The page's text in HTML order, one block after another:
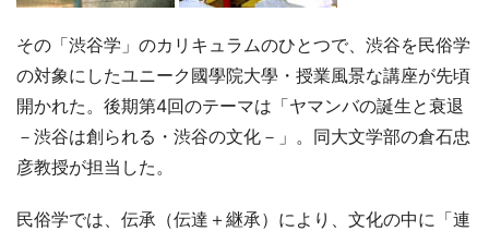
その「渋谷学」のカリキュラムのひとつで、渋谷を民俗学
の対象にしたユニーク國學院大學・授業風景な講座が先頃
開かれた。後期第4回のテーマは「ヤマンバの誕生と衰退
－渋谷は創られる・渋谷の文化－」。同大文学部の倉石忠
彦教授が担当した。
民俗学では、伝承（伝達＋継承）により、文化の中に「連